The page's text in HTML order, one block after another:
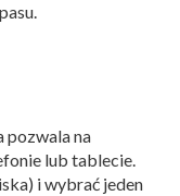
pozwala na
lub tablecie.
i wybrać jeden